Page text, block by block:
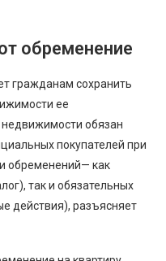
обременение
гражданам сохранить
ее
обязан
покупателей при
обременений— как
так и обязательных
действия), разъясняет